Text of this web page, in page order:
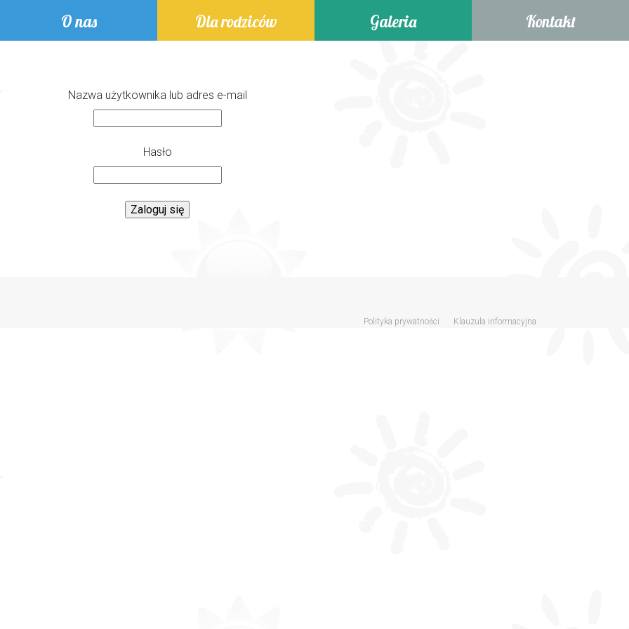
O nas Dla rodziców Galeria Kontakt
Nazwa użytkownika lub adres e-mail
Hasło
Klauzula informacyjna
Polityka prywatności